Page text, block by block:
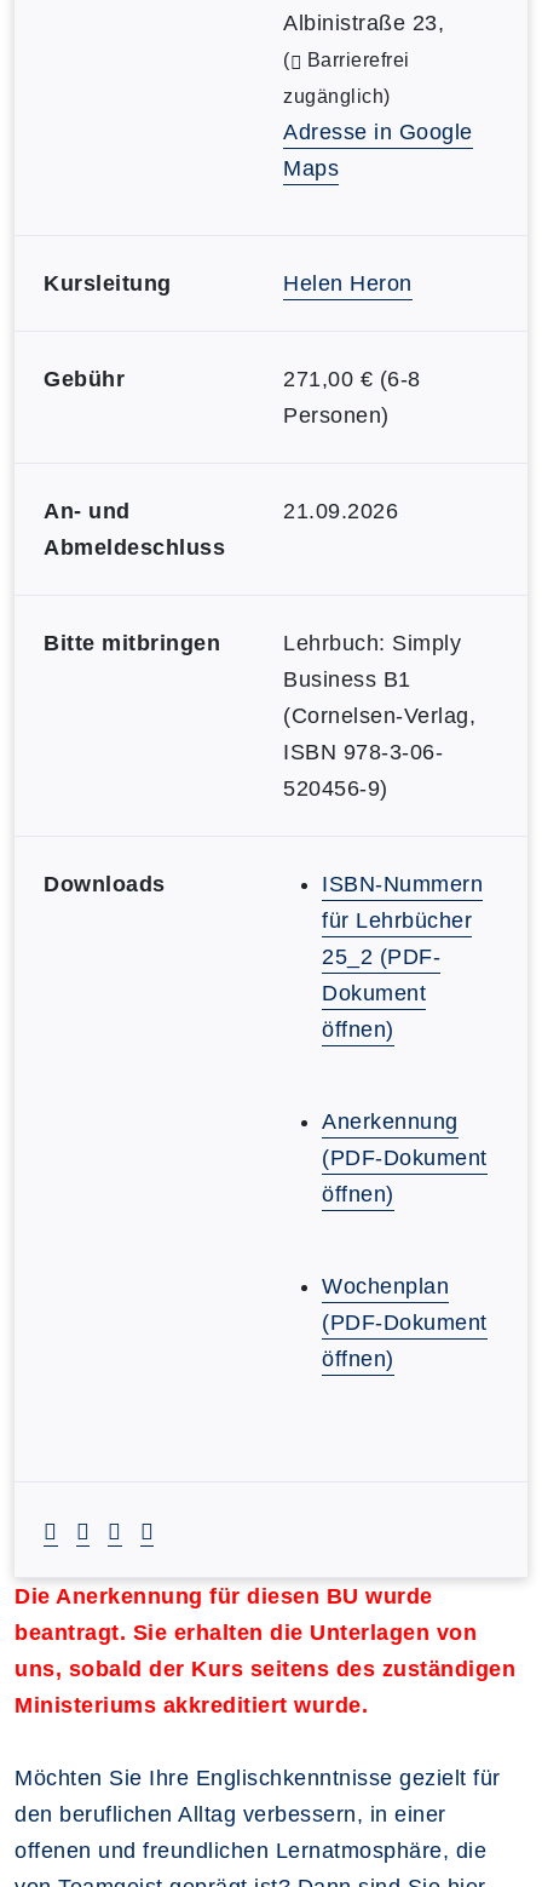
Albinistraße 23,
(
Barrierefrei
zugänglich)
Adresse in Google
Maps
Kursleitung Helen Heron
Gebühr
271,00 € (6-8
Personen)
An- und
Abmeldeschluss
21.09.2026
Bitte mitbringen
Lehrbuch: Simply
Business B1
(Cornelsen-Verlag,
ISBN 978-3-06-
520456-9)
Downloads
ISBN-Nummern
für Lehrbücher
25_2 (PDF-
Dokument
öffnen)
Anerkennung
(PDF-Dokument
öffnen)
Wochenplan
(PDF-Dokument
öffnen)
Die Anerkennung für diesen BU wurde
beantragt. Sie erhalten die Unterlagen von
uns, sobald der Kurs seitens des zuständigen
Ministeriums akkreditiert wurde.
Möchten Sie Ihre Englischkenntnisse gezielt für
den beruflichen Alltag verbessern, in einer
offenen und freundlichen Lernatmosphäre, die